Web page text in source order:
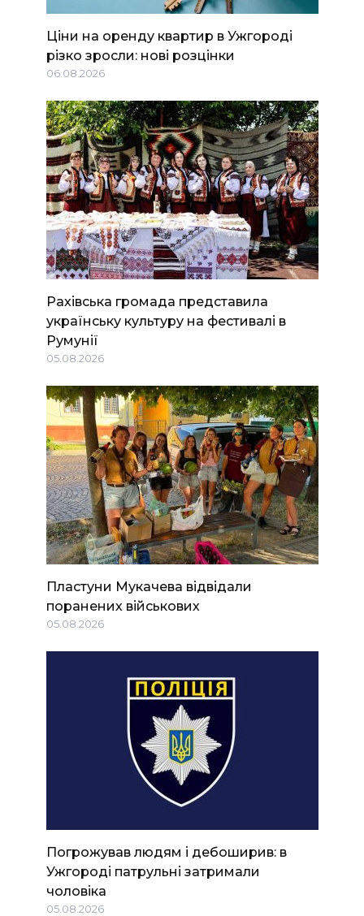
Ціни на оренду квартир в Ужгороді
різко зросли: нові розцінки
06.08.2026
Рахівська громада представила
українську культуру на фестивалі в
Румунії
05.08.2026
Пластуни Мукачева відвідали
поранених військових
05.08.2026
Погрожував людям і дебоширив: в
Ужгороді патрульні затримали
чоловіка
05.08.2026